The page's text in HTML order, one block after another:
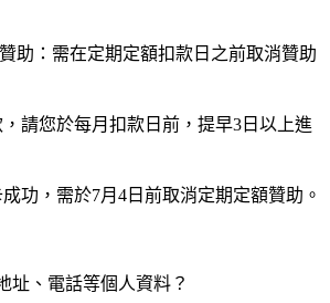
助：需在定期定額扣款日之前取消贊助
請您於每月扣款日前，提早3日以上進
功，需於7月4日前取消定期定額贊助。
址、電話等個人資料？